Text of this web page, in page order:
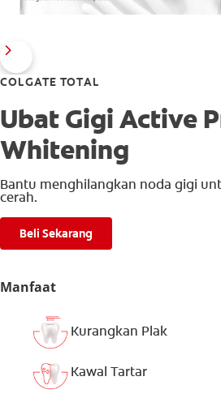
COLGATE TOTAL
Ubat Gigi Active
Whitening
Bantu menghilangkan noda gigi
cerah.
Beli Sekarang
Manfaat
Kurangkan Plak
Kawal Tartar